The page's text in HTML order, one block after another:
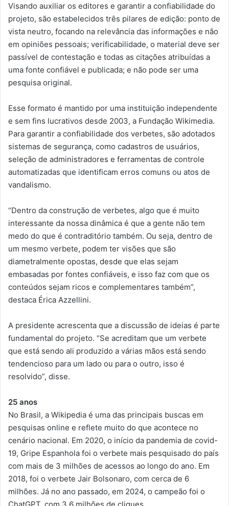
Visando auxiliar os editores e garantir a confiabilidade do
projeto, são estabelecidos três pilares de edição: ponto de
vista neutro, focando na relevância das informações e não
em opiniões pessoais; verificabilidade, o material deve ser
passível de contestação e todas as citações atribuídas a
uma fonte confiável e publicada; e não pode ser uma
pesquisa original.
Esse formato é mantido por uma instituição independente
e sem fins lucrativos desde 2003, a Fundação Wikimedia.
Para garantir a confiabilidade dos verbetes, são adotados
sistemas de segurança, como cadastros de usuários,
seleção de administradores e ferramentas de controle
automatizadas que identificam erros comuns ou atos de
vandalismo.
“Dentro da construção de verbetes, algo que é muito
interessante da nossa dinâmica é que a gente não tem
medo do que é contraditório também. Ou seja, dentro de
um mesmo verbete, podem ter visões que são
diametralmente opostas, desde que elas sejam
embasadas por fontes confiáveis, e isso faz com que os
conteúdos sejam ricos e complementares também”,
destaca Érica Azzellini.
A presidente acrescenta que a discussão de ideias é parte
fundamental do projeto. “Se acreditam que um verbete
que está sendo ali produzido a várias mãos está sendo
tendencioso para um lado ou para o outro, isso é
resolvido”, disse.
25 anos
No Brasil, a Wikipedia é uma das principais buscas em
pesquisas online e reflete muito do que acontece no
cenário nacional. Em 2020, o início da pandemia de covid-
19, Gripe Espanhola foi o verbete mais pesquisado do país
com mais de 3 milhões de acessos ao longo do ano. Em
2018, foi o verbete Jair Bolsonaro, com cerca de 6
milhões. Já no ano passado, em 2024, o campeão foi o